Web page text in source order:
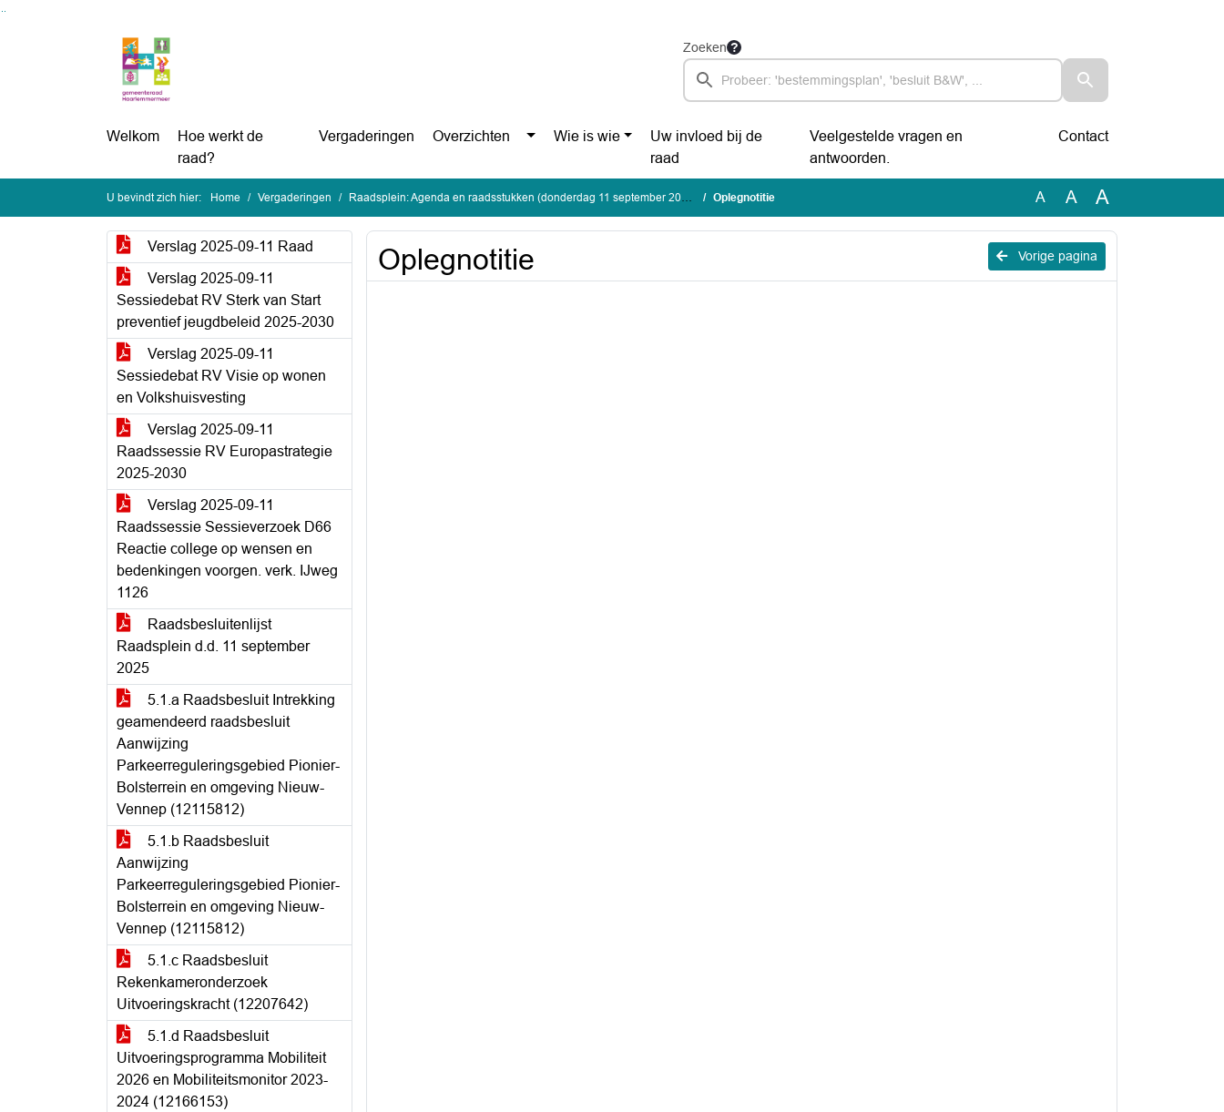
Zoeken
Welkom
Hoe werkt de
raad?
Vergaderingen Overzichten Wie is wie
Uw invloed bij de
raad
Veelgestelde vragen en
antwoorden.
Contact
U bevindt zich hier: Home Vergaderingen Raadsplein: Agenda en raadsstukken (donderdag 11 september 2025) Oplegnotitie A A A
Verslag 2025-09-11 Raad
Verslag 2025-09-11
Sessiedebat RV Sterk van Start
preventief jeugdbeleid 2025-2030
Verslag 2025-09-11
Sessiedebat RV Visie op wonen
en Volkshuisvesting
Verslag 2025-09-11
Raadssessie RV Europastrategie
2025-2030
Verslag 2025-09-11
Raadssessie Sessieverzoek D66
Reactie college op wensen en
bedenkingen voorgen. verk. IJweg
1126
Raadsbesluitenlijst
Raadsplein d.d. 11 september
2025
5.1.a Raadsbesluit Intrekking
geamendeerd raadsbesluit
Aanwijzing
Parkeerreguleringsgebied Pionier-
Bolsterrein en omgeving Nieuw-
Vennep (12115812)
5.1.b Raadsbesluit
Aanwijzing
Parkeerreguleringsgebied Pionier-
Bolsterrein en omgeving Nieuw-
Vennep (12115812)
5.1.c Raadsbesluit
Rekenkameronderzoek
Uitvoeringskracht (12207642)
5.1.d Raadsbesluit
Uitvoeringsprogramma Mobiliteit
2026 en Mobiliteitsmonitor 2023-
2024 (12166153)
Vorige pagina
Oplegnotitie